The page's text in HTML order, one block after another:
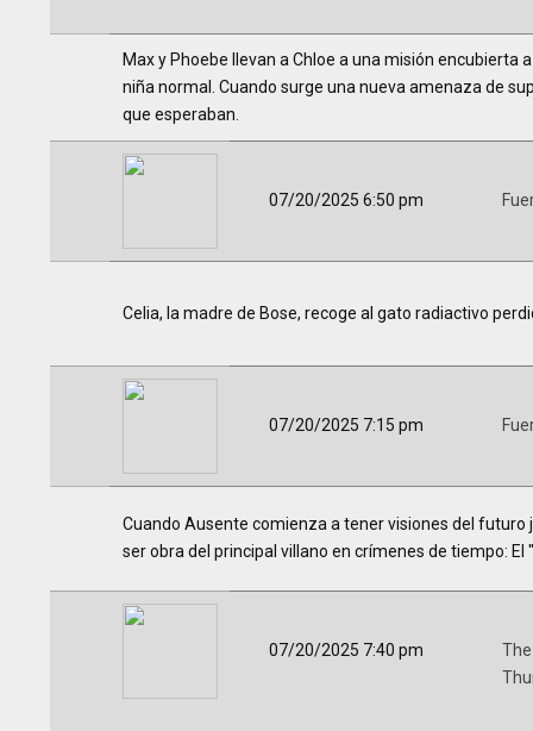
Max y Phoebe llevan a Chloe a una misión
niña normal. Cuando surge una nueva amenaza de
que esperaban.
07/20/2025 6:50 pm
Celia, la madre de Bose, recoge al gato radiactivo
07/20/2025 7:15 pm
Cuando Ausente comienza a tener visiones del
ser obra del principal villano en crímenes de tiempo: El
07/20/2025 7:40 pm
The